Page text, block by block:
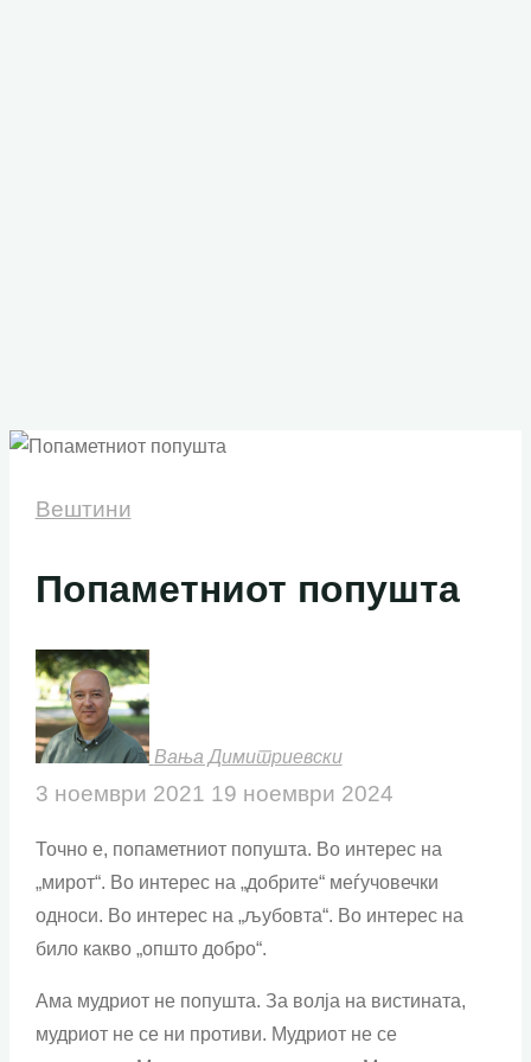
Вештини
Попаметниот попушта
Вања Димитриевски
3 ноември 2021 19 ноември 2024
Точно е, попаметниот попушта. Во интерес на
„мирот“. Во интерес на „добрите“ меѓучовечки
односи. Во интерес на „љубовта“. Во интерес на
било какво „општо добро“.
Ама мудриот не попушта. За волја на вистината,
мудриот не се ни противи. Мудриот не се